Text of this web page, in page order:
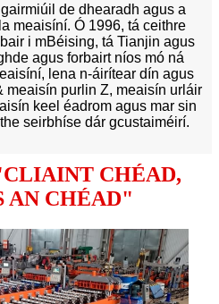
de dhearadh agus a
meaisíní. Ó 1996, tá ceithre
i mBéising, tá Tianjin agus
agus forbairt níos mó ná
lena n-áirítear dín agus
meaisín purlin Z, meaisín urláir
keel éadrom agus mar sin
seirbhíse dár gcustaiméirí.
CHÉAD,
AN CHÉAD"